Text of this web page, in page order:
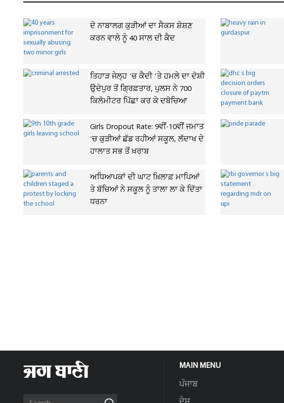
ਦੋ ਨਾਬਾਲਗ ਕੁੜੀਆਂ ਦਾ ਸੈਕਸ ਸ਼ੋਸ਼ਣ
ਕਰਨ ਵਾਲੇ ਨੂੰ 40 ਸਾਲ ਦੀ ਕੈਦ
ਤਿਹਾੜ ਜੇਲ੍ਹ ’ਚ ਕੈਦੀ ’ਤੇ ਹਮਲੇ ਦਾ ਦੋਸ਼ੀ
ਉਦੇਪੁਰ ਤੋਂ ਗ੍ਰਿਫ਼ਤਾਰ, ਪੁਲਸ ਨੇ 700
ਕਿਲੋਮੀਟਰ ਪਿੱਛਾ ਕਰ ਕੇ ਦਬੋਚਿਆ
Girls Dropout Rate: 9ਵੀਂ-10ਵੀਂ ਜਮਾਤ
'ਚ ਕੁੜੀਆਂ ਛੱਡ ਰਹੀਆਂ ਸਕੂਲ, ਲੱਦਾਖ ਦੇ
ਹਾਲਾਤ ਸਭ ਤੋਂ ਖ਼ਰਾਬ
ਅਧਿਆਪਕਾਂ ਦੀ ਘਾਟ ਖ਼ਿਲਾਫ਼ ਮਾਪਿਆਂ
ਤੇ ਬੱਚਿਆਂ ਨੇ ਸਕੂਲ ਨੂੰ ਤਾਲਾ ਲਾ ਕੇ ਦਿੱਤਾ
ਧਰਨਾ
MAIN MENU
ਪੰਜਾਬ